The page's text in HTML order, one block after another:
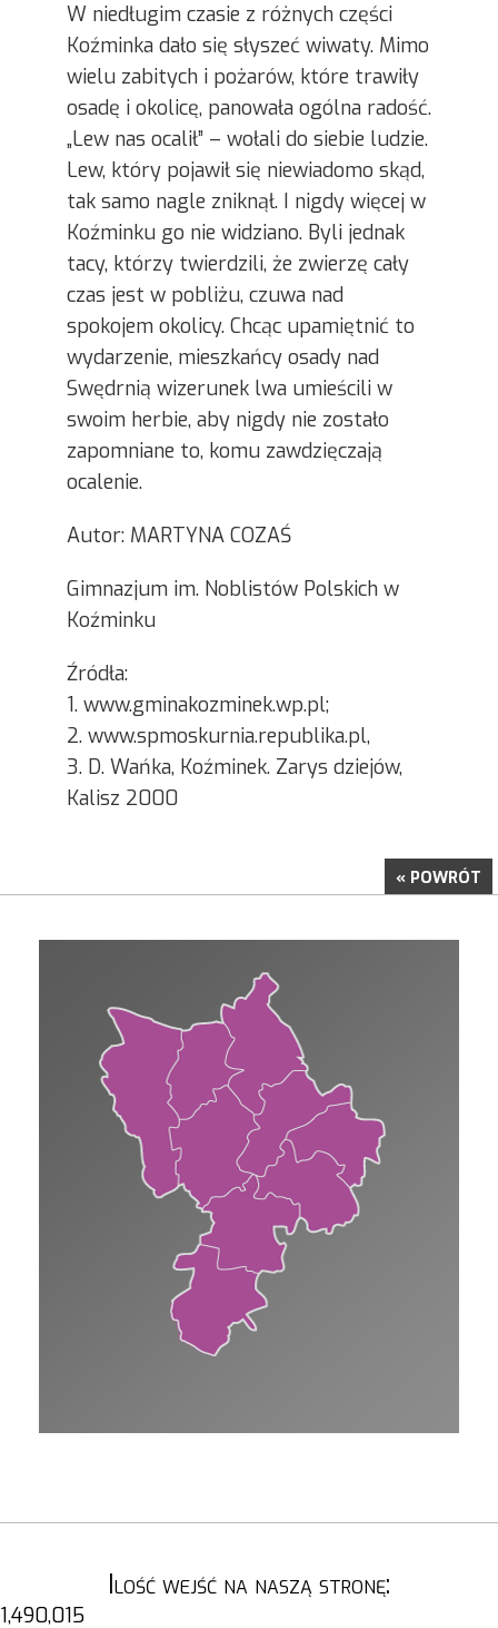
W niedługim czasie z różnych części
Koźminka dało się słyszeć wiwaty. Mimo
wielu zabitych i pożarów, które trawiły
osadę i okolicę, panowała ogólna radość.
„Lew nas ocalił” – wołali do siebie ludzie.
Lew, który pojawił się niewiadomo skąd,
tak samo nagle zniknął. I nigdy więcej w
Koźminku go nie widziano. Byli jednak
tacy, którzy twierdzili, że zwierzę cały
czas jest w pobliżu, czuwa nad
spokojem okolicy. Chcąc upamiętnić to
wydarzenie, mieszkańcy osady nad
Swędrnią wizerunek lwa umieścili w
swoim herbie, aby nigdy nie zostało
zapomniane to, komu zawdzięczają
ocalenie.
Autor: MARTYNA COZAŚ
Gimnazjum im. Noblistów Polskich w
Koźminku
Źródła:
1. www.gminakozminek.wp.pl;
2. www.spmoskurnia.republika.pl,
3. D. Wańka, Koźminek. Zarys dziejów,
Kalisz 2000
« POWRÓT
Ilość wejść na naszą stronę:
1,490,015